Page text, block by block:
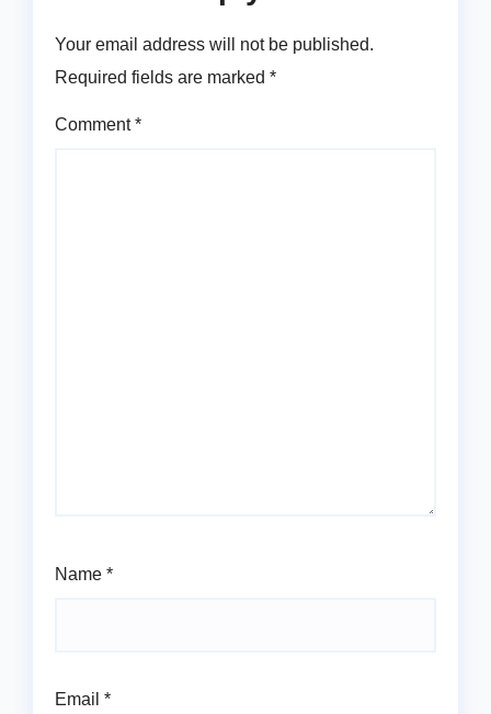
Your email address will not be published.
Required fields are marked *
Comment*
Name *
Email *